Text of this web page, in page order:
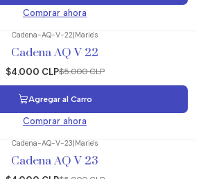
Comprar ahora
Cadena-AQ-V-22 Marie's
Cadena AQ V 22
$4.000 CLP$5.000 CLP
Agregar al Carro
Comprar ahora
Cadena-AQ-V-23 Marie's
Cadena AQ V 23